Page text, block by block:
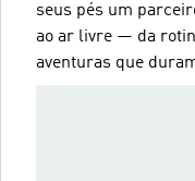
seus pés um
ao ar livre — da
aventuras que